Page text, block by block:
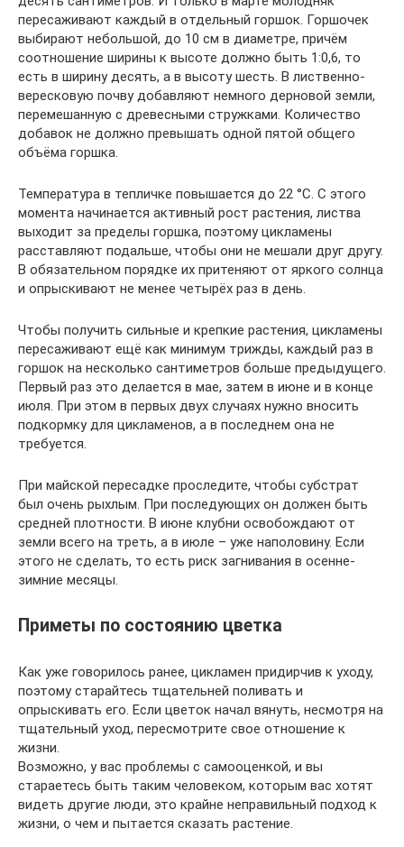
пересаживают каждый в отдельный горшок. Горшочек
выбирают небольшой, до 10 см в диаметре, причём
соотношение ширины к высоте должно быть 1:0,6, то
есть в ширину десять, а в высоту шесть. В лиственно-
вересковую почву добавляют немного дерновой земли,
перемешанную с древесными стружками. Количество
добавок не должно превышать одной пятой общего
объёма горшка.
Температура в тепличке повышается до 22 °С. С этого
момента начинается активный рост растения, листва
выходит за пределы горшка, поэтому цикламены
расставляют подальше, чтобы они не мешали друг другу.
В обязательном порядке их притеняют от яркого солнца
и опрыскивают не менее четырёх раз в день.
Чтобы получить сильные и крепкие растения, цикламены
пересаживают ещё как минимум трижды, каждый раз в
горшок на несколько сантиметров больше предыдущего.
Первый раз это делается в мае, затем в июне и в конце
июля. При этом в первых двух случаях нужно вносить
подкормку для цикламенов, а в последнем она не
требуется.
При майской пересадке проследите, чтобы субстрат
был очень рыхлым. При последующих он должен быть
средней плотности. В июне клубни освобождают от
земли всего на треть, а в июле – уже наполовину. Если
этого не сделать, то есть риск загнивания в осенне-
зимние месяцы.
Приметы по состоянию цветка
Как уже говорилось ранее, цикламен придирчив к уходу,
поэтому старайтесь тщательней поливать и
опрыскивать его. Если цветок начал вянуть, несмотря на
тщательный уход, пересмотрите свое отношение к
жизни.
Возможно, у вас проблемы с самооценкой, и вы
стараетесь быть таким человеком, которым вас хотят
видеть другие люди, это крайне неправильный подход к
жизни, о чем и пытается сказать растение.